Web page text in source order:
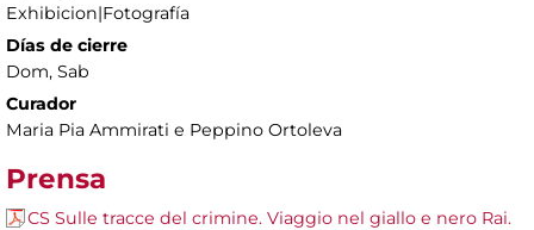
Exhibicion|Fotografía
Días de cierre
Dom, Sab
Curador
Maria Pia Ammirati e Peppino Ortoleva
Prensa
CS Sulle tracce del crimine. Viaggio nel giallo e nero Rai.